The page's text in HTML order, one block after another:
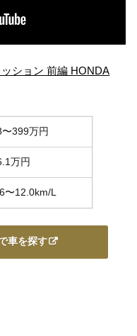
ション 前編 HONDA
399万円
万円
〜12.0km/L
車を探す